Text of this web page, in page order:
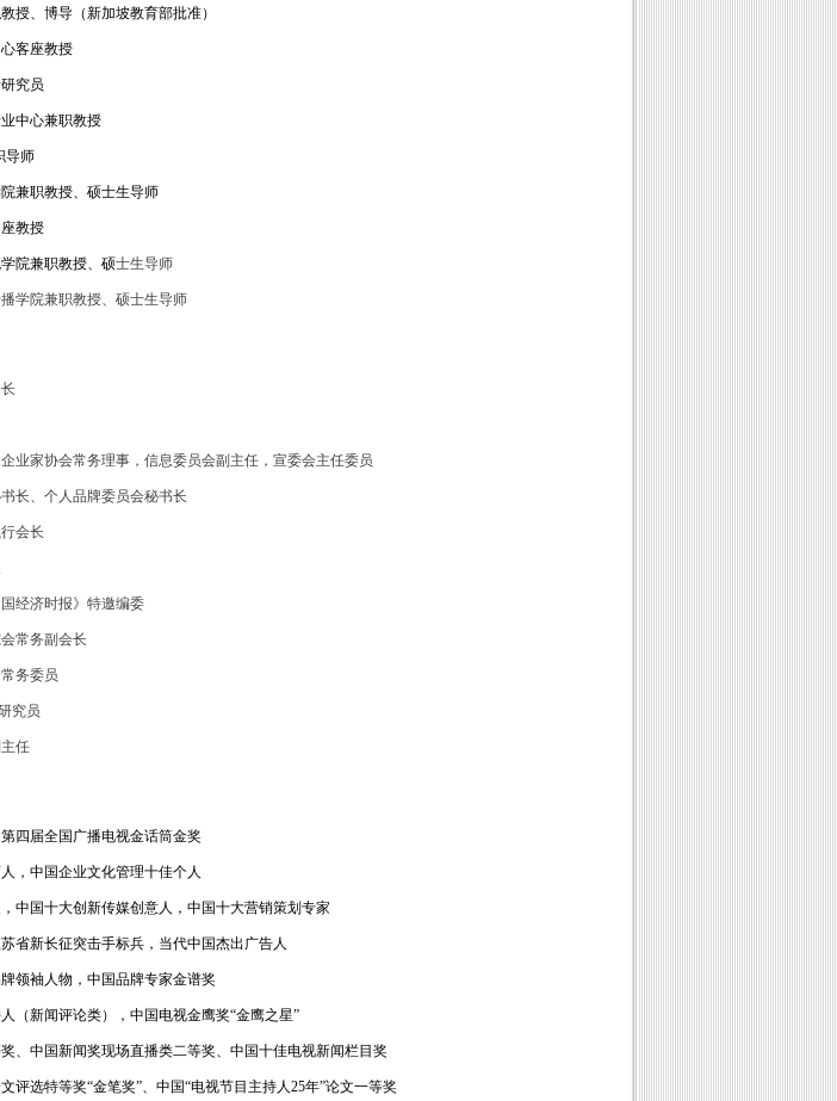
授、博导（新加坡教育部批准）
客座教授
究员
中心兼职教授
导师
兼职教授、硕士生导师
教授
院兼职教授、硕士生导师
学院兼职教授、硕士生导师
业家协会常务理事，信息委员会副主任，宣委会主任委员
长、个人品牌委员会秘书长
会长
经济时报》特邀编委
常务副会长
务委员
究员
任
四届全国广播电视金话筒金奖
，中国企业文化管理十佳个人
中国十大创新传媒创意人，中国十大营销策划专家
省新长征突击手标兵，当代中国杰出广告人
领袖人物，中国品牌专家金谱奖
（新闻评论类），中国电视金鹰奖“金鹰之星”
、中国新闻奖现场直播类二等奖、中国十佳电视新闻栏目奖
评选特等奖“金笔奖”、中国“电视节目主持人25年”论文一等奖